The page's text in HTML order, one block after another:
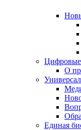
Цифровые
О
Единая